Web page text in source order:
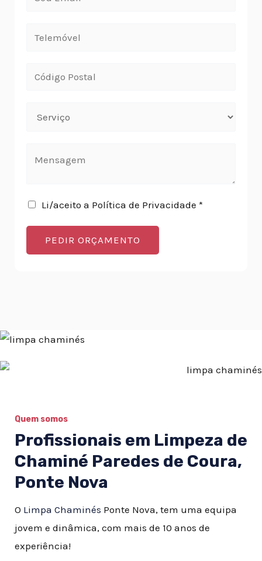
Li/aceito a Política de Privacidade *
PEDIR ORÇAMENTO
Quem somos
Profissionais em Limpeza de
Chaminé Paredes de Coura,
Ponte Nova
O Limpa Chaminés Ponte Nova, tem uma equipa
jovem e dinâmica, com mais de 10 anos de
experiência!